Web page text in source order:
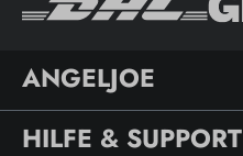
ANGELJOE
HILFE & SUPPORT